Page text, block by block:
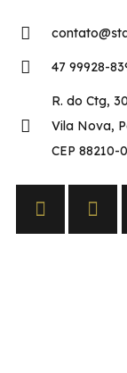
47 99928-
R. do Ctg,
Vila Nova,
CEP 88210-